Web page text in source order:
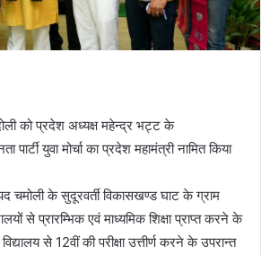
को प्रदेश अध्यक्ष महेन्द्र भट्ट के
पार्टी युवा मोर्चा का प्रदेश महामंत्री नामित किया
चमोली के सुदूरवर्ती विकासखण्ड घाट के ग्राम
से प्रारम्भिक एवं माध्यमिक शिक्षा प्राप्त करने के
से 12वीं की परीक्षा उत्तीर्ण करने के उपरान्त